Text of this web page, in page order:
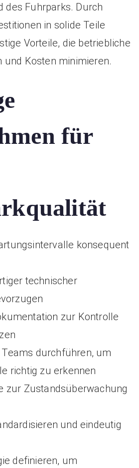
des Fuhrparks. Durch
in solide Teile
Vorteile, die betriebliche
und Kosten minimieren.
für
konsequent
technischer
zur Kontrolle
durchführen, um
richtig zu erkennen
zur Zustandsüberwachung
und eindeutig
definieren, um